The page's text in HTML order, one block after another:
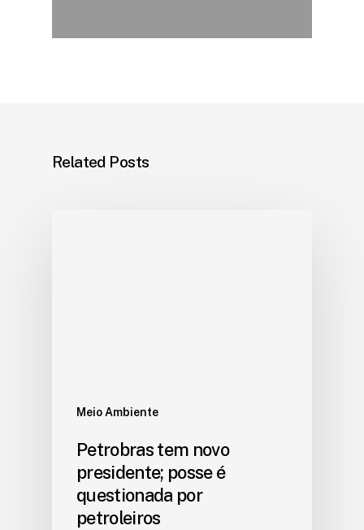
Related Posts
Meio Ambiente
Petrobras tem novo
presidente; posse é
questionada por
petroleiros